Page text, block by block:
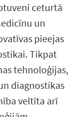
ceturtā
un
pieejas
Tikpat
tehnoloģijas,
diagnostikas
veltīta arī